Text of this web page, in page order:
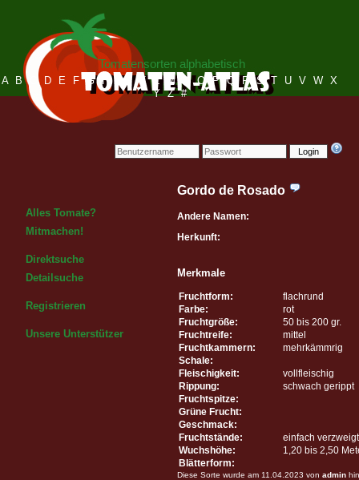
Login
Tomatensorten alphabetisch
A B C D E F G H I J K L M N O P Q R S T U V W X
Y Z #
Alles Tomate?
Mitmachen!
Direktsuche
Detailsuche
Registrieren
Unsere Unterstützer
Gordo de Rosado
Andere Namen:
Herkunft:
Merkmale
Fruchtform:
flachrund
Farbe:
rot
Fruchtgröße:
50 bis 200 gr.
Fruchtreife:
mittel
Fruchtkammern:
mehrkämmrig
Schale:
Fleischigkeit:
vollfleischig
Rippung:
schwach gerippt
Fruchtspitze:
Grüne Frucht:
Geschmack:
Fruchtstände:
einfach verzweigt
Wuchshöhe:
1,20 bis 2,50
Blätterform:
Diese Sorte wurde am 11.04.2023 von admin